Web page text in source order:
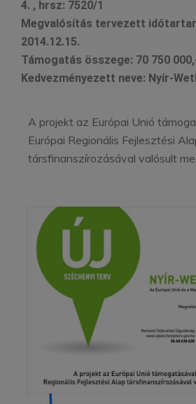
4. , hrsz: 7520/1
Megvalósítás tervezett
2014.12.15.
Támogatás összege: 70 750
Kedvezményezett neve: Nyír-
A projekt az Európai Unió
Európai Regionális Fejlesztési
társfinanszírozásával valósult